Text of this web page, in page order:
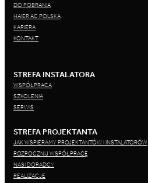
DO POBRANIA
HAIER AC POLSKA
KARIERA
KONTAKT
STREFA INSTALATORA
WSPÓŁPRACA
SZKOLENIA
SERWIS
STREFA PROJEKTANTA
JAK WSPIERAMY PROJEKTANTÓW I INSTALATORÓW
ROZPOCZNIJ WSPÓŁPRACĘ
NASI DORADCY
REALIZACJE